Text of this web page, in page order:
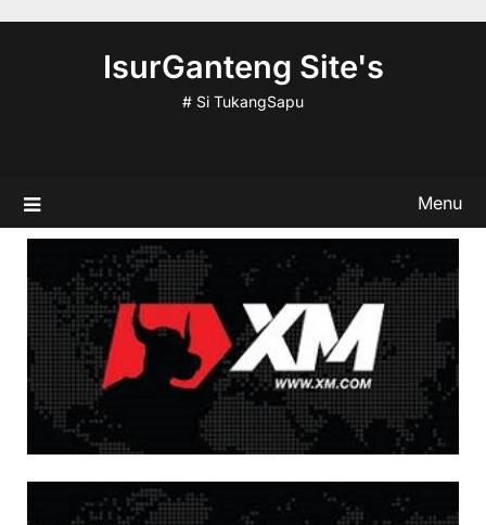
IsurGanteng Site's
# Si TukangSapu
Menu